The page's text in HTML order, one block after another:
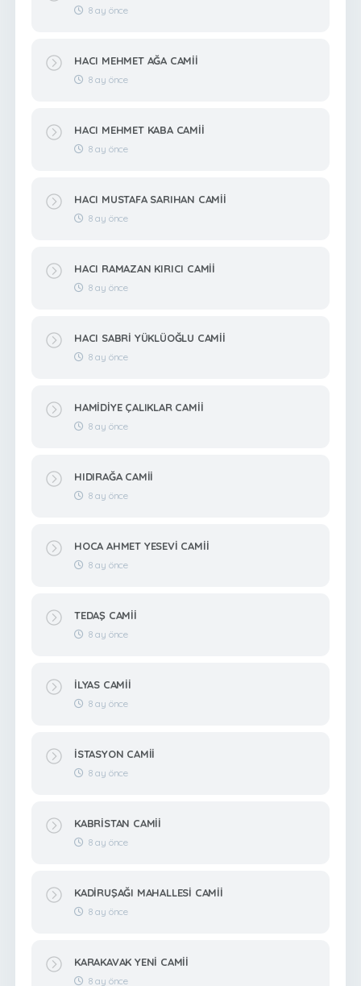
8 ay önce
HACI MEHMET AĞA CAMİİ
8 ay önce
HACI MEHMET KABA CAMİİ
8 ay önce
HACI MUSTAFA SARIHAN CAMİİ
8 ay önce
HACI RAMAZAN KIRICI CAMİİ
8 ay önce
HACI SABRİ YÜKLÜOĞLU CAMİİ
8 ay önce
HAMİDİYE ÇALIKLAR CAMİİ
8 ay önce
HIDIRAĞA CAMİİ
8 ay önce
HOCA AHMET YESEVİ CAMİİ
8 ay önce
TEDAŞ CAMİİ
8 ay önce
İLYAS CAMİİ
8 ay önce
İSTASYON CAMİİ
8 ay önce
KABRİSTAN CAMİİ
8 ay önce
KADİRUŞAĞI MAHALLESİ CAMİİ
8 ay önce
KARAKAVAK YENİ CAMİİ
8 ay önce